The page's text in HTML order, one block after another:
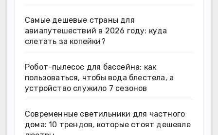
Самые дешевые страны для
авиапутешествий в 2026 году: куда
слетать за копейки?
Робот-пылесос для бассейна: как
пользоваться, чтобы вода блестела, а
устройство служило 7 сезонов
Современные светильники для частного
дома: 10 трендов, которые стоят дешевле